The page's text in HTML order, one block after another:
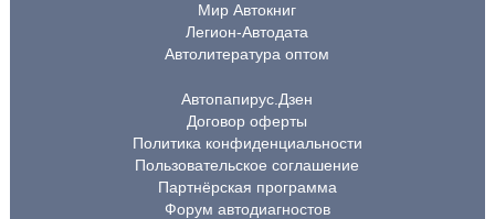
Мир Автокниг
Легион-Автодата
Автолитература оптом
Автопапирус.Дзен
Договор оферты
Политика конфиденциальности
Пользовательское соглашение
Партнёрская программа
Форум автодиагностов